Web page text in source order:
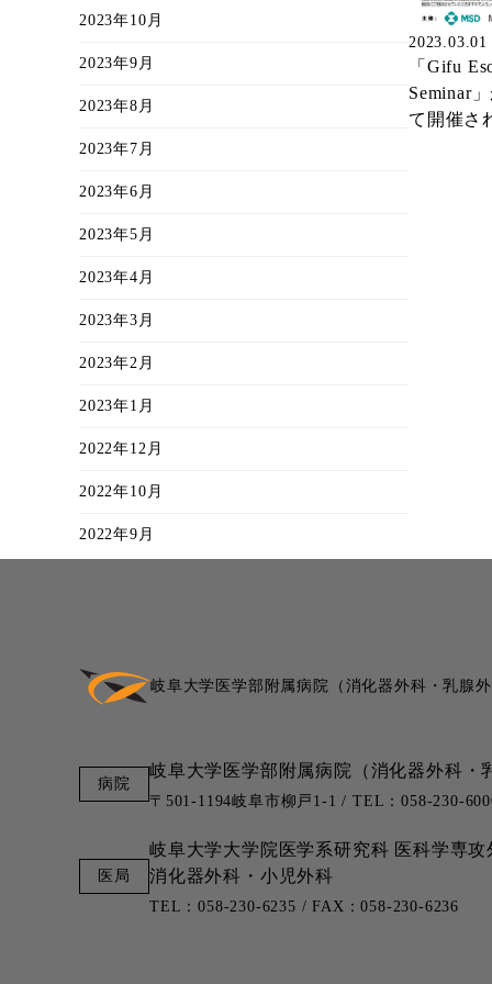
2023.03.01
「Gifu
Seminar
て開催さ
2023年10月
2023年9月
2023年8月
2023年7月
2023年6月
2023年5月
2023年4月
2023年3月
2023年2月
2023年1月
2022年12月
2022年10月
2022年9月
岐阜大学医学部附属病院 （消化器外科・乳腺
岐阜大学医学部附属病院 （消化器外科
〒501-1194岐阜市柳戸1-1 / TEL：058-230-
岐阜大学大学院医学系研究科 医科学専
消化器外科・小児外科
TEL：058-230-6235 / FAX：058-230-6236